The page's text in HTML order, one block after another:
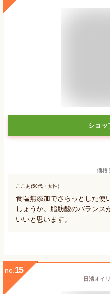
ショッ
価格
ここあ(50代・女性)
食塩無添加でさらっとした使
しょうか。脂肪酸のバランス
いいと思います。
no. 15
日清オイ